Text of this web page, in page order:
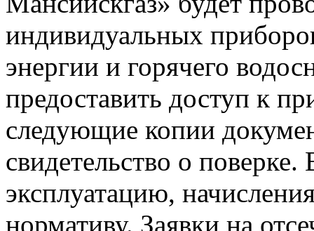
индивидуальных
энергии и горячего
предоставить доступ к
следующие копии
свидетельство о
эксплуатацию,
нормативу. Заявки на